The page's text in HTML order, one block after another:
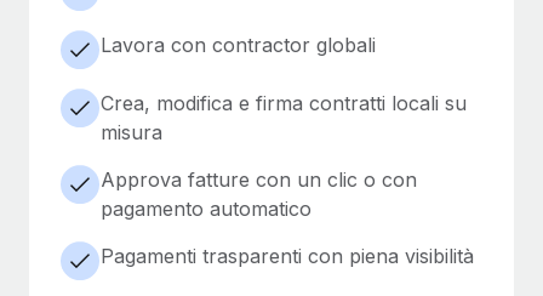
Lavora con contractor globali
Crea, modifica e firma contratti locali su
misura
Approva fatture con un clic o con
pagamento automatico
Pagamenti trasparenti con piena visibilità